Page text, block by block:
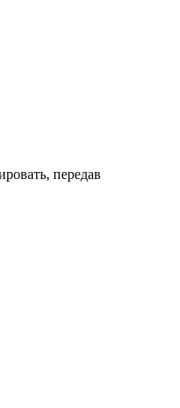
передав